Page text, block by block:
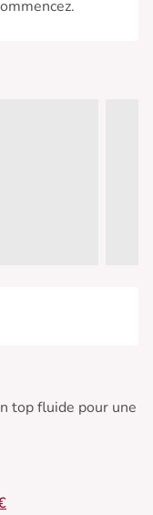
top fluide pour une